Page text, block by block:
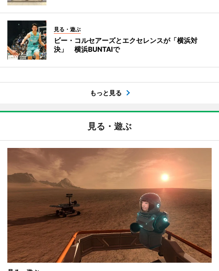
見る・遊ぶ
ビー・コルセアーズとエクセレンスが「横浜対
決」 横浜BUNTAIで
もっと見る
見る・遊ぶ